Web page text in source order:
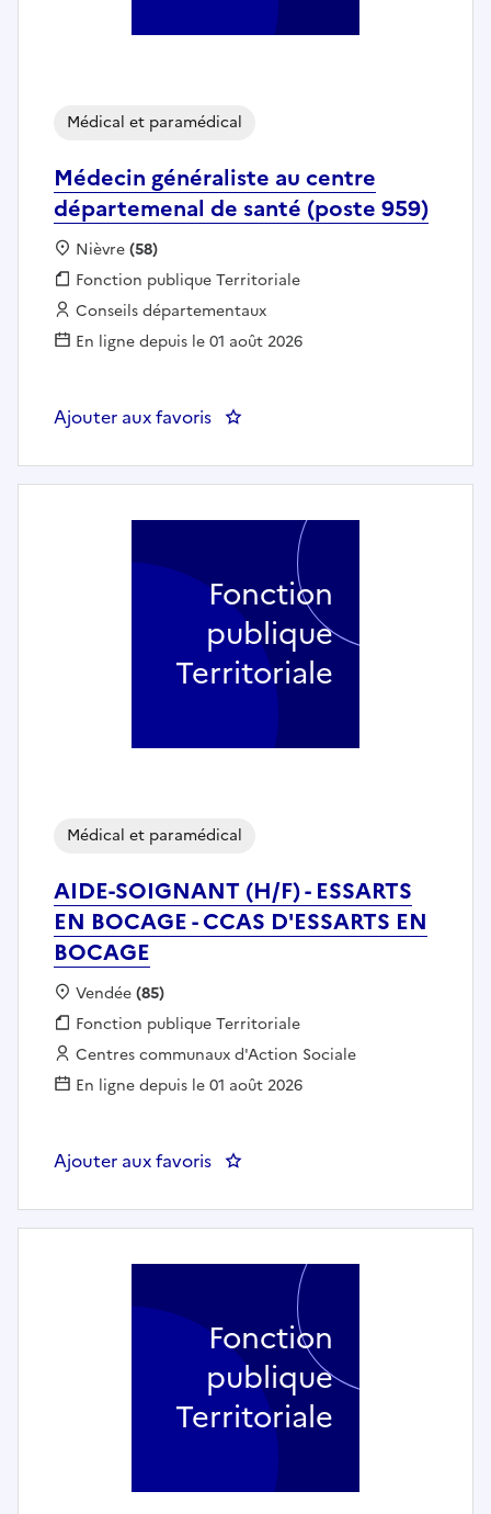
Médecin généraliste au centre
départemenal de santé (poste 959)
Médical et paramédical
Localisation :
Nièvre(58)
Fonction publique :
Fonction publique Territoriale
Employeur :
Conseils départementaux
En ligne depuis le 01 août 2026
Ajouter aux favoris : Médecin généraliste au
AIDE-SOIGNANT (H/F) - ESSARTS
EN BOCAGE - CCAS D'ESSARTS EN
BOCAGE
Médical et paramédical
Localisation :
Vendée(85)
Fonction publique :
Fonction publique Territoriale
Employeur :
Centres communaux d'Action Sociale
En ligne depuis le 01 août 2026
Ajouter aux favoris : AIDE-SOIGNANT (H/F) -
Fonction
publique
Territoriale
Fonction
publique
Territoriale